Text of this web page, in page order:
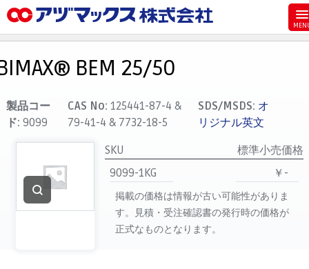
お気に入り
カート
マイアカウント
代理店一覧
支払い
BEM 25/50
製品コー
ド: 9099
CAS No: 125441-87-4 &
79-41-4 & 7732-18-5
SDS/MSDS: オ
リジナル英文
SKU
標準小売価格
9099-1KG
￥-
掲載の価格は情報が古い可能性がありま
す。見積・受注確認書の発行時の価格が
正式なものとなります。